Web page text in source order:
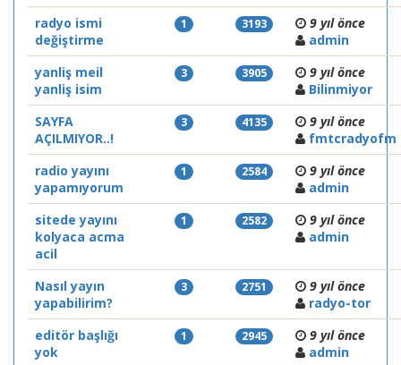
radyo ismi
değiştirme
1 3193
9 yıl önce
admin
yanliş meil
yanliş isim
3 3905
9 yıl önce
Bilinmiyor
SAYFA
AÇILMIYOR..!
3 4135
9 yıl önce
fmtcradyofm
radio yayını
yapamıyorum
1 2584
9 yıl önce
admin
sitede yayını
kolyaca acma
acil
1 2582
9 yıl önce
admin
Nasıl yayın
yapabilirim?
3 2751
9 yıl önce
radyo-tor
editör başlığı
yok
1 2945
9 yıl önce
admin